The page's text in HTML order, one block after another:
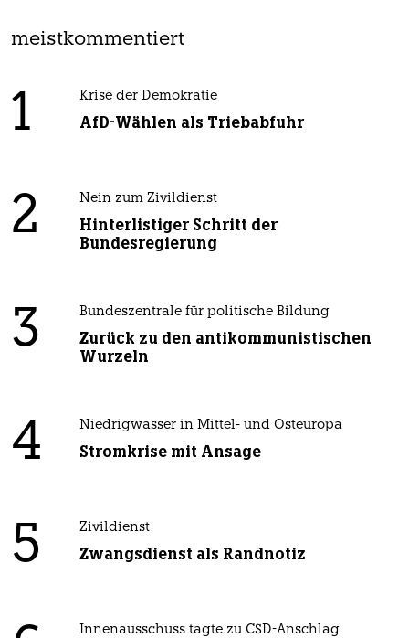
meistkommentiert
1 Krise der Demokratie
AfD-Wählen als Triebabfuhr
2 Nein zum Zivildienst
Hinterlistiger Schritt der
Bundesregierung
3 Bundeszentrale für politische Bildung
Zurück zu den antikommunistischen
Wurzeln
4 Niedrigwasser in Mittel- und Osteuropa
Stromkrise mit Ansage
5 Zivildienst
Zwangsdienst als Randnotiz
Innenausschuss tagte zu CSD-Anschlag